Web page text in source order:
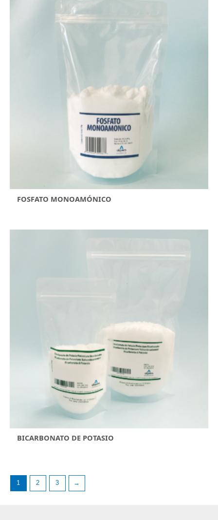
FOSFATO MONOAMÓNICO
BICARBONATO DE POTASIO
1 2 3 →